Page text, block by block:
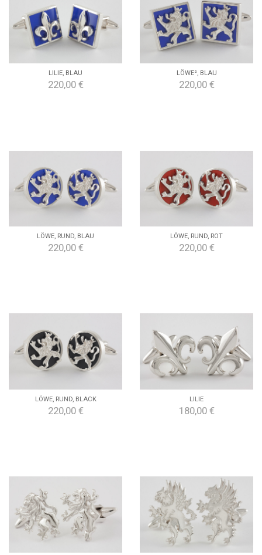
LILIE, BLAU
220,00 €
LÖWE², BLAU
220,00 €
LÖWE, RUND, BLAU
220,00 €
LÖWE, RUND, ROT
220,00 €
LÖWE, RUND, BLACK
220,00 €
LILIE
180,00 €